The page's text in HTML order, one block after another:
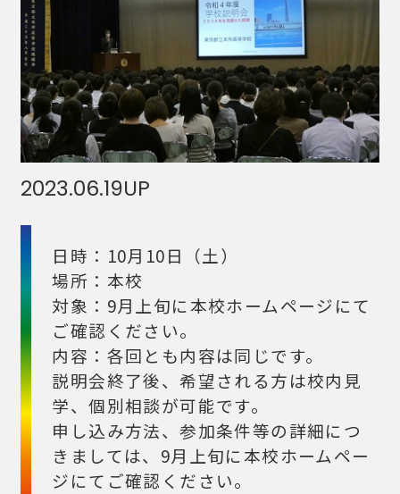
2023.06.19UP
日時：10月10日（土）
場所：本校
対象：9月上旬に本校ホームページにて
ご確認ください。
内容：各回とも内容は同じです。
説明会終了後、希望される方は校内見
学、個別相談が可能です。
申し込み方法、参加条件等の詳細につ
きましては、9月上旬に本校ホームペー
ジにてご確認ください。